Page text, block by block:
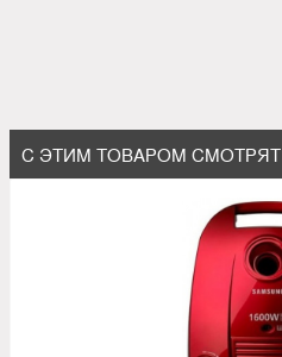
С ЭТИМ ТОВАРОМ СМОТРЯТ